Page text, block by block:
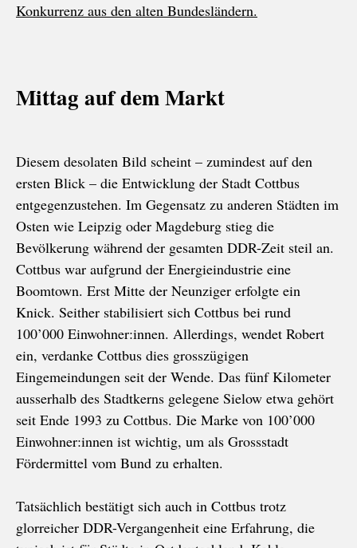
Konkurrenz aus den alten Bundesländern.
Mittag auf dem Markt
Diesem desolaten Bild scheint – zumindest auf den
ersten Blick – die Entwicklung der Stadt Cottbus
entgegenzustehen. Im Gegensatz zu anderen Städten im
Osten wie Leipzig oder Magdeburg stieg die
Bevölkerung während der gesamten DDR-Zeit steil an.
Cottbus war aufgrund der Energieindustrie eine
Boomtown. Erst Mitte der Neunziger erfolgte ein
Knick. Seither stabilisiert sich Cottbus bei rund
100’000 Einwohner:innen. Allerdings, wendet Robert
ein, verdanke Cottbus dies grosszügigen
Eingemeindungen seit der Wende. Das fünf Kilometer
ausserhalb des Stadtkerns gelegene Sielow etwa gehört
seit Ende 1993 zu Cottbus. Die Marke von 100’000
Einwohner:innen ist wichtig, um als Grossstadt
Fördermittel vom Bund zu erhalten.
Tatsächlich bestätigt sich auch in Cottbus trotz
glorreicher DDR-Vergangenheit eine Erfahrung, die